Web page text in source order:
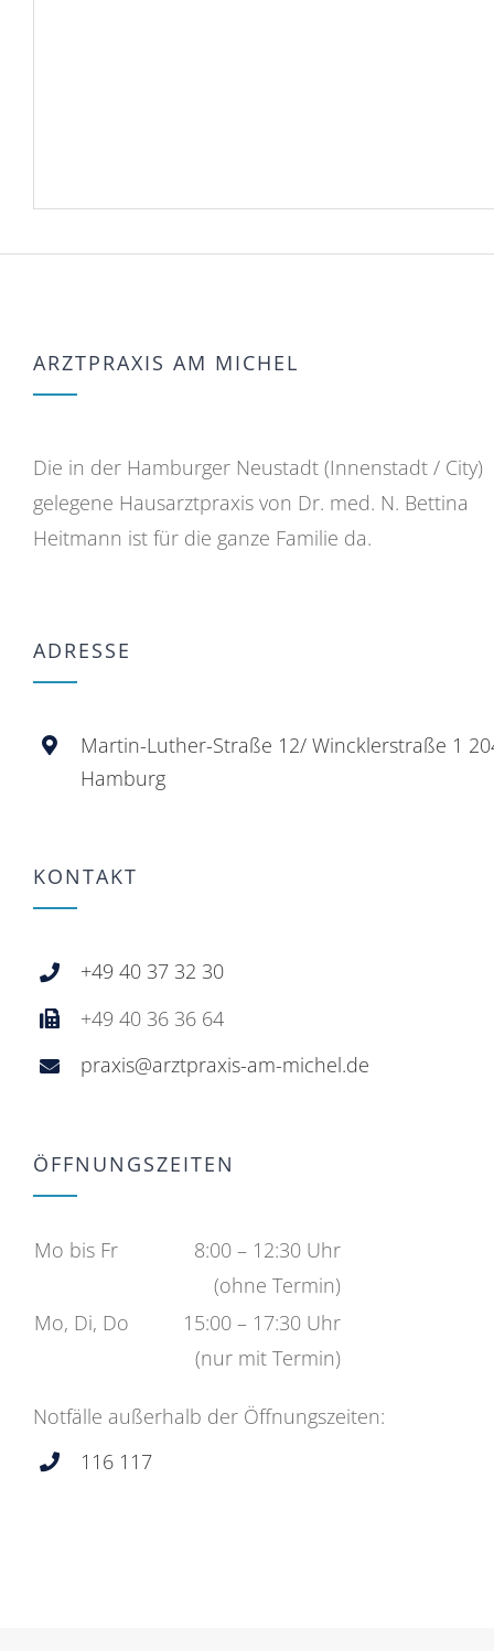
ARZTPRAXIS AM MICHEL
Die in der Hamburger Neustadt (Innenstadt / City)
gelegene Hausarztpraxis von Dr. med. N. Bettina
Heitmann ist für die ganze Familie da.
ADRESSE
Martin-Luther-Straße 12/ Wincklerstraße 1
Hamburg
KONTAKT
+49 40 37 32 30
+49 40 36 36 64
praxis@arztpraxis-am-michel.de
ÖFFNUNGSZEITEN
Mo bis Fr
8:00 – 12:30 Uhr
(ohne Termin)
Mo, Di, Do
15:00 – 17:30 Uhr
(nur mit Termin)
Notfälle außerhalb der Öffnungszeiten:
116 117